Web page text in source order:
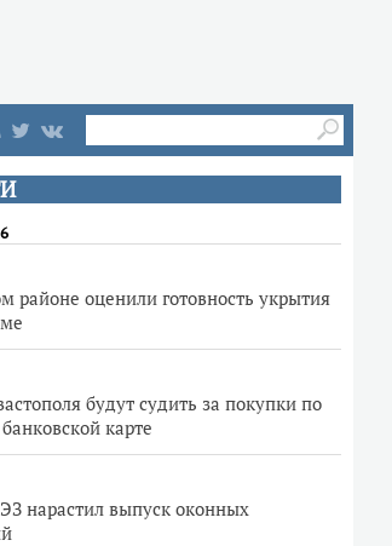
районе оценили готовность укрытия
будут судить за покупки по
карте
нарастил выпуск оконных